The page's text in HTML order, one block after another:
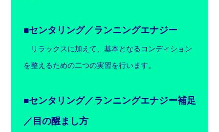
■センタリング／ランニングエナジー
リラックスに加えて、基本となるコンディション
を整えるための二つの実習を行います。
■センタリング／ランニングエナジー補足
／目の醒まし方